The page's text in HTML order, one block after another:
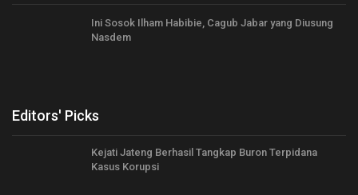
Ini Sosok Ilham Habibie, Cagub Jabar yang Diusung
Nasdem
Editors' Picks
Kejati Jateng Berhasil Tangkap Buron Terpidana
Kasus Korupsi